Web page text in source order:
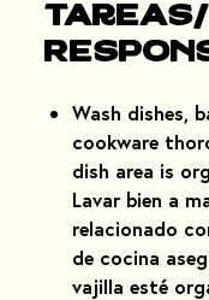
Tareas​/​
Wash dishes,
cookware
dish area is
Lavar bien a
relacionado
de cocina
vajilla esté